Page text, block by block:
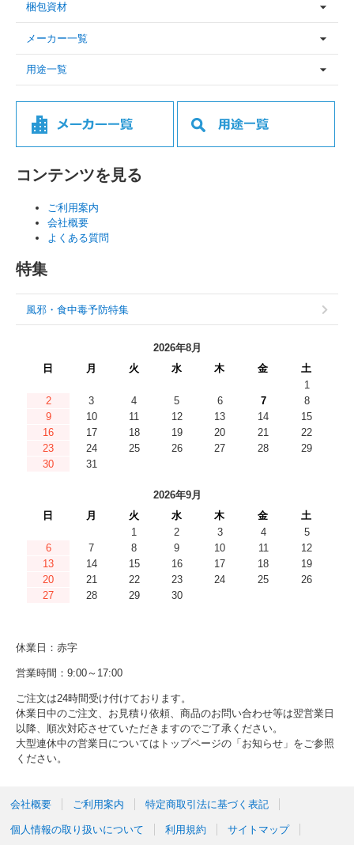
梱包資材
メーカー一覧
用途一覧
コンテンツを見る
ご利用案内
会社概要
よくある質問
特集
風邪・食中毒予防特集
2026年8月
日
月 火 水 木 金
土
1
2
3 4 5 6 7
8
9
10 11 12 13 14
15
16
17 18 19 20 21
22
23
24 25 26 27 28
29
30
31
2026年9月
日
月 火 水 木 金
土
1
2 3 4
5
6
7 8 9 10 11
12
13
14 15 16 17 18
19
20
21 22 23 24 25
26
27
28 29 30
休業日：赤字
営業時間：9:00～17:00
ご注文は24時間受け付けております。
休業日中のご注文、お見積り依頼、商品のお問い合わせ等は翌営業日
以降、順次対応させていただきますのでご了承ください。
大型連休中の営業日についてはトップページの「お知らせ」をご参照
ください。
会社概要 ご利用案内 特定商取引法に基づく表記
個人情報の取り扱いについて 利用規約 サイトマップ